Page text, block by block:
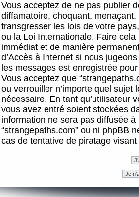
Vous acceptez de ne pas publier
diffamatoire, choquant,
transgresser les lois de votre
ou la Loi Internationale. Faire
immédiat et de manière
d’Accès à Internet si nous
les messages est enregistrée
Vous acceptez que
ou verrouiller n’importe quel sujet
nécessaire. En tant qu’utilisateur
vous avez entré soient stockées
information ne sera pas diffusée
“strangepaths.com” ou ni phpBB
cas de tentative de piratage